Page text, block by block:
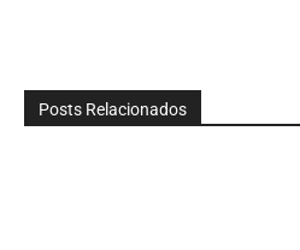
Posts Relacionados